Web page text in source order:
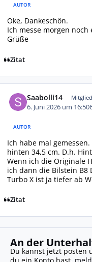
AUTOR
Oke, Dankeschön.
Ich messe morgen
Grüße
Zitat
Saabolli14 Mitglied
6. Juni 2026 um 16:50
AUTOR
Ich habe mal
hinten 34,5 cm. D.h.
Wenn ich die Originale
ich dann die Bilstein B8
Turbo X ist ja tiefer ab
Zitat
An der
Du kannst jetzt posten